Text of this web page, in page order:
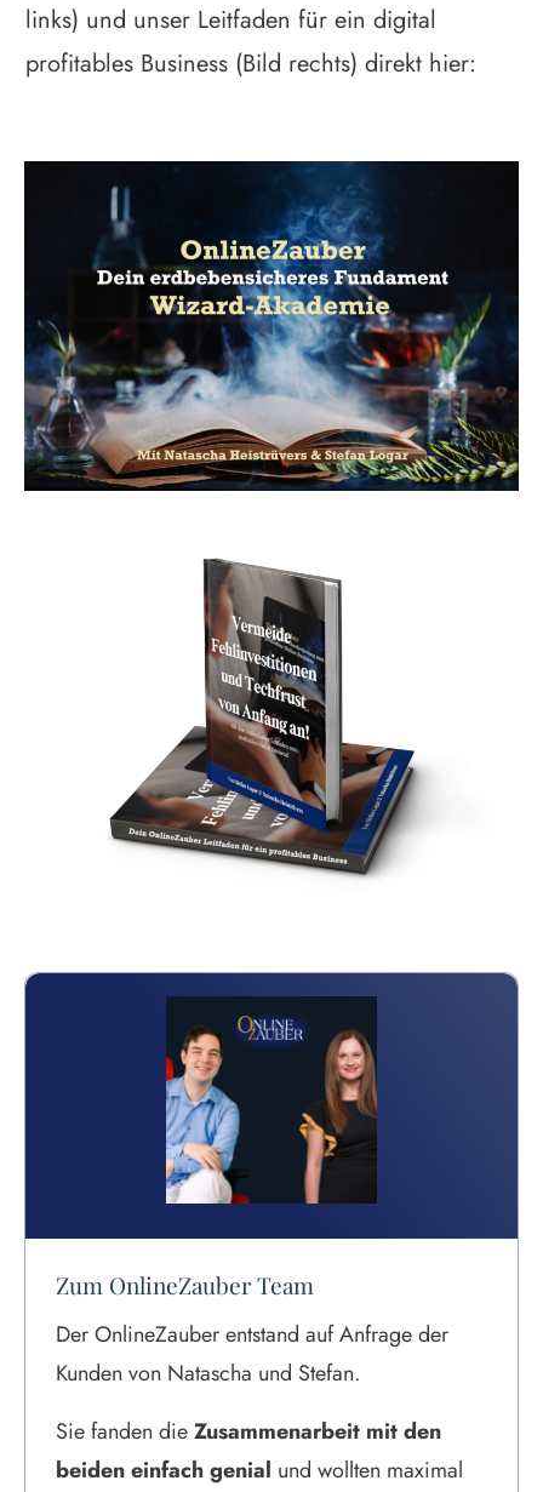
links) und unser Leitfaden für ein digital
profitables Business (Bild rechts) direkt hier:
Zum OnlineZauber Team
Der OnlineZauber entstand auf Anfrage der
Kunden von Natascha und Stefan.
Sie fanden dieZusammenarbeit mit den
beiden einfach genial und wollten maximal